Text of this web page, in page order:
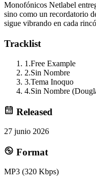
Monofónicos Netlabel
sino como un recordatorio
sigue vibrando en cada
Tracklist
1 .Free Example
2.Sin Nombre
3.Tema Inoquo
4.Sin Nombre
Released
27 junio 2026
Format
MP3 (320 Kbps)